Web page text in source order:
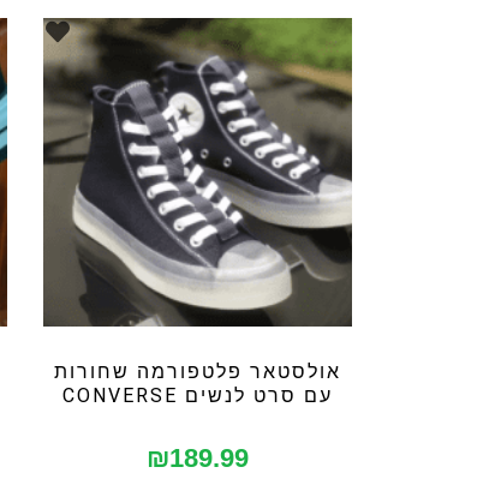
אולסטאר פלטפורמה שחורות
עם סרט לנשים CONVERSE
₪189.99